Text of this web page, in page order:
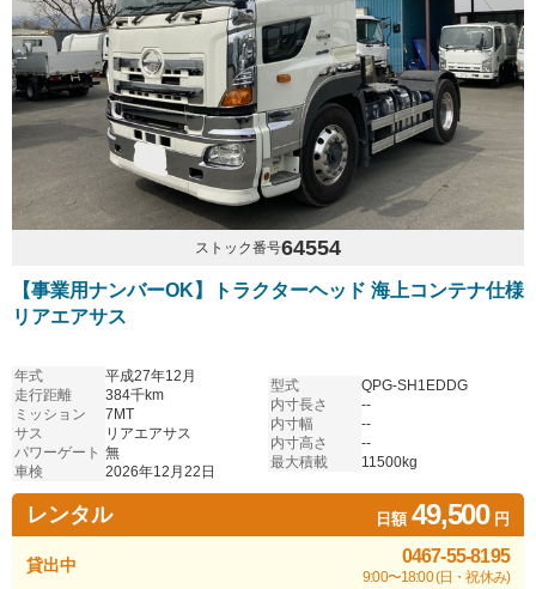
ストック番号64554
【事業用ナンバーOK】トラクターヘッド 海上コンテナ仕様
リアエアサス
年式
平成27年12月
走行距離
384千km
ミッション
7MT
サス
リアエアサス
パワーゲート 無
車検
2026年12月22日
型式
QPG-SH1EDDG
内寸長さ
--
内寸幅
--
内寸高さ
--
最大積載
11500kg
レンタル 日額49,500円
貸出中 0467-55-8195
9:00〜18:00 (日・祝休み)